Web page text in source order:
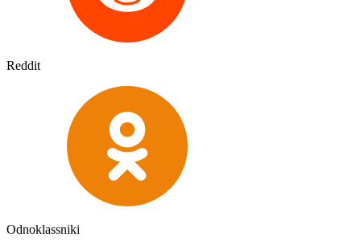
Reddit
Odnoklassniki